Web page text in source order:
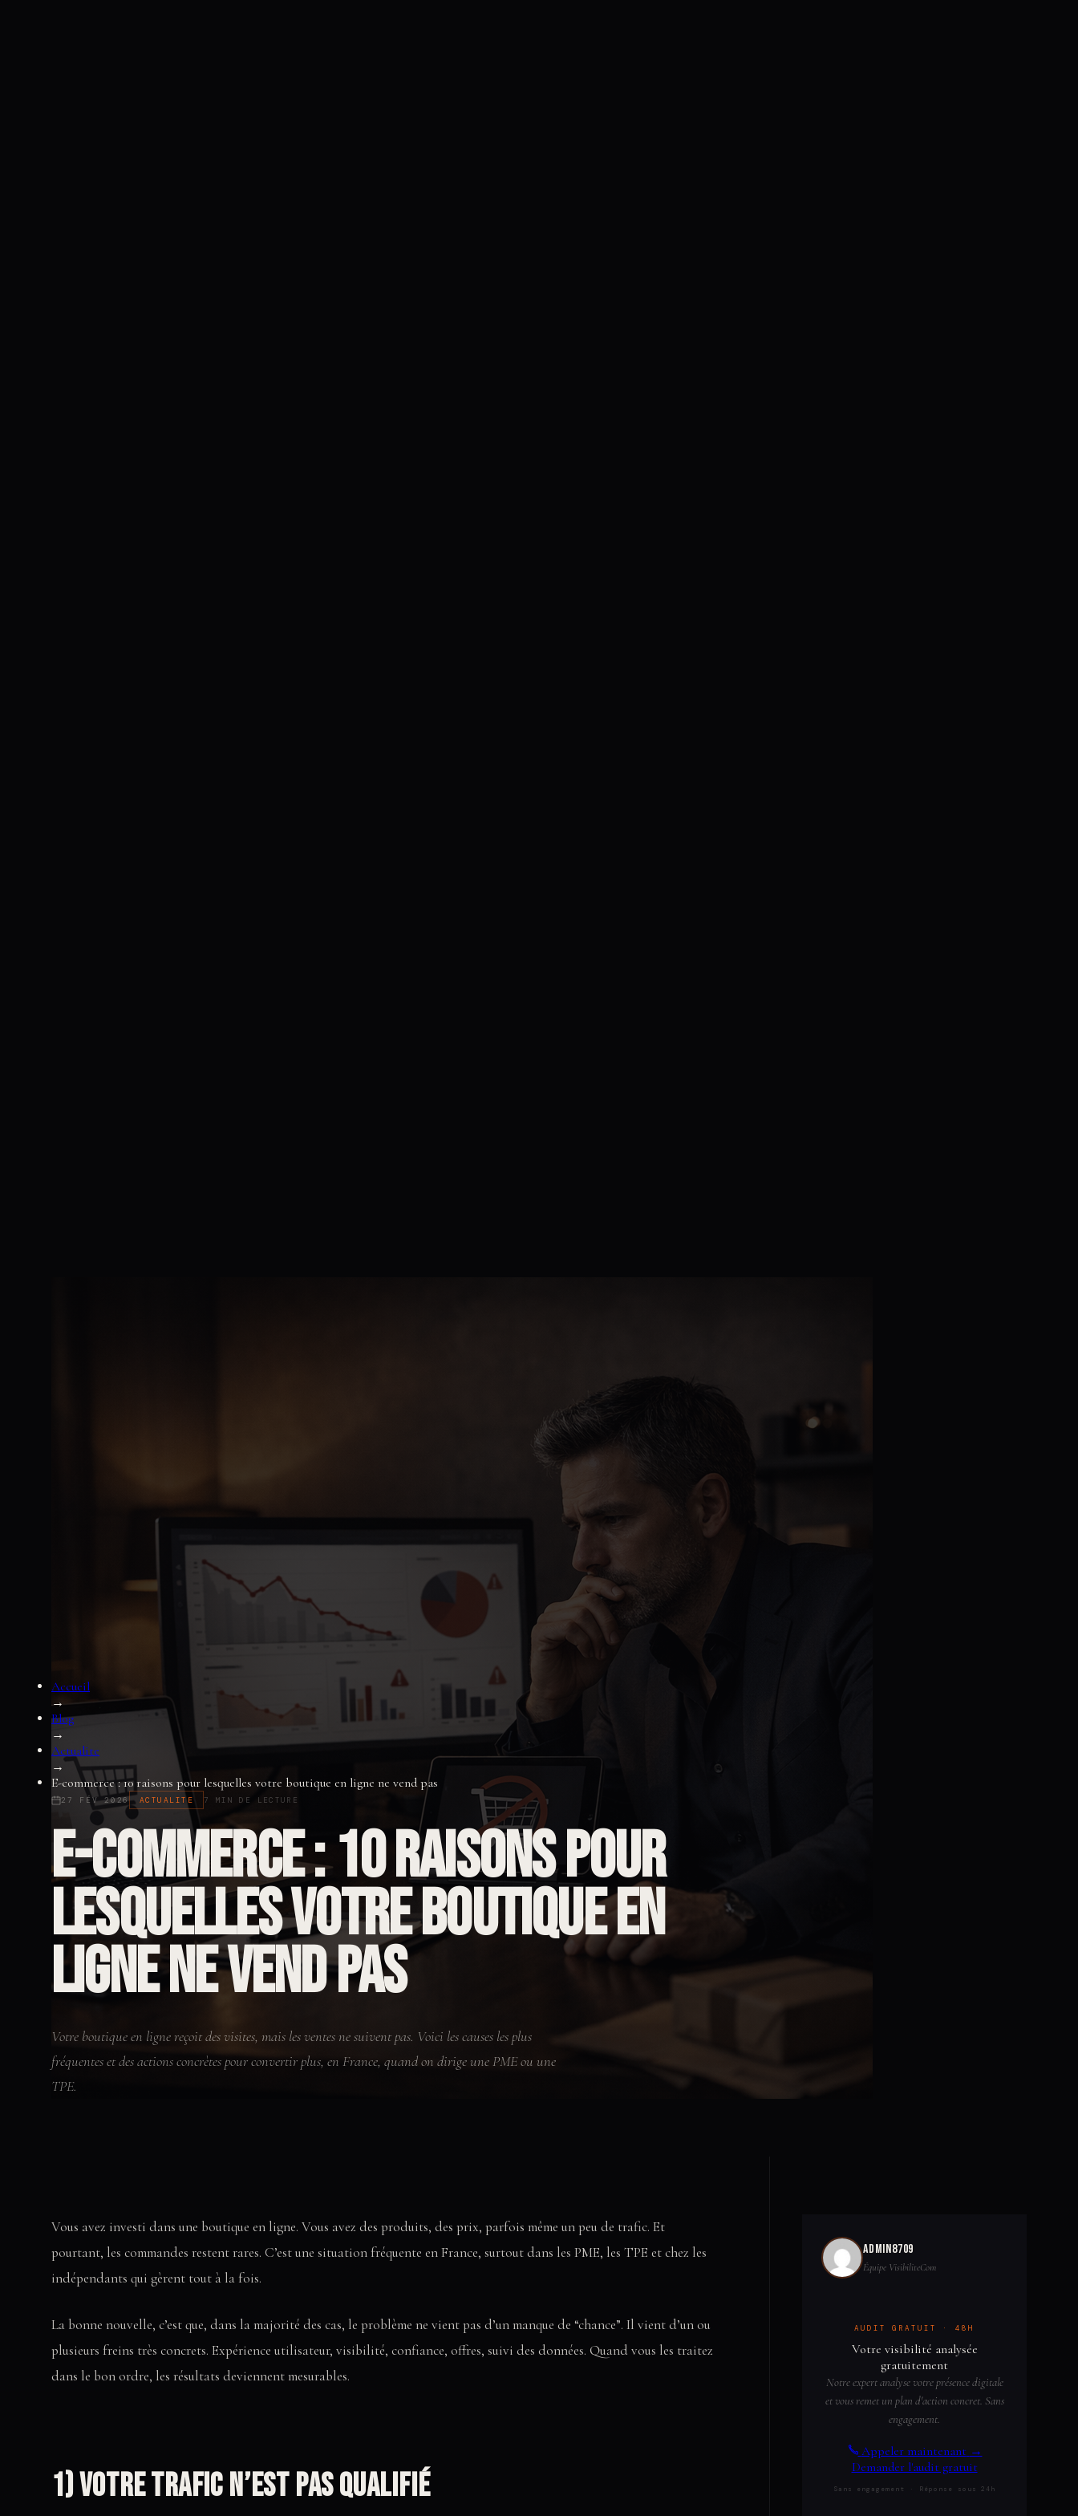
Accueil
→
Blog
→
Actualite
→
E-commerce : 10 raisons pour lesquelles votre boutique en ligne ne vend pas
27 FÉV 2026 ACTUALITE 7 MIN DE LECTURE
E-commerce : 10 raisons pour
lesquelles votre boutique en
ligne ne vend pas
Votre boutique en ligne reçoit des visites, mais les ventes ne suivent pas. Voici les causes les plus
fréquentes et des actions concrètes pour convertir plus, en France, quand on dirige une PME ou une
TPE.
Vous avez investi dans une boutique en ligne. Vous avez des produits, des prix, parfois même un peu de trafic. Et
pourtant, les commandes restent rares. C’est une situation fréquente en France, surtout dans les PME, les TPE et chez les
indépendants qui gèrent tout à la fois.
La bonne nouvelle, c’est que, dans la majorité des cas, le problème ne vient pas d’un manque de “chance”. Il vient d’un ou
plusieurs freins très concrets. Expérience utilisateur, visibilité, confiance, offres, suivi des données. Quand vous les traitez
dans le bon ordre, les résultats deviennent mesurables.
1) Votre trafic n’est pas qualifié
admin8709
Équipe VisibiliteCom
AUDIT GRATUIT · 48H
Votre visibilité analysée
gratuitement
Notre expert analyse votre présence digitale
et vous remet un plan d'action concret. Sans
engagement.
Appeler maintenant →
Demander l'audit gratuit
Sans engagement · Réponse sous 24h